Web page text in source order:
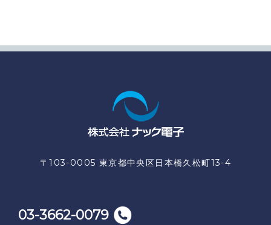
〒103-0005 東京都中央区日本橋久松町13-4
03-3662-0079